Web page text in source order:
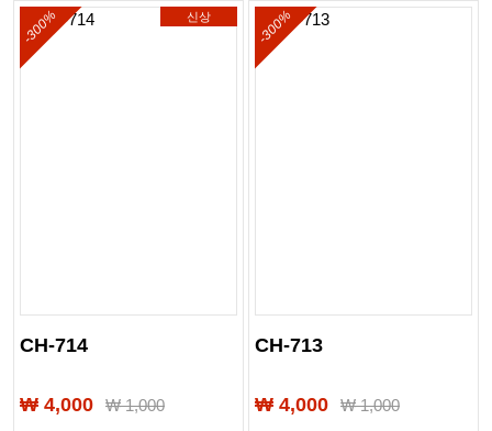
신상
-300%
CH-714
₩ 4,000 ₩1,000
-300%
CH-713
₩ 4,000 ₩1,000